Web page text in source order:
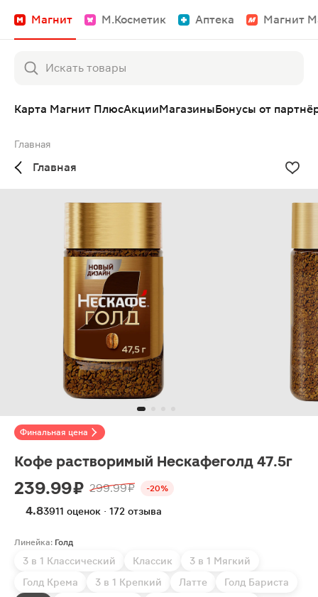
Магнит М.Косметик Аптека Магнит
Карта Магнит ПлюсАкцииМагазиныБонусы от
Главная
Главная
Финальная цена
Кофе растворимый Нескафеголд 47.5г
239.99 ₽ 299.99 ₽ -20%
4.83911 оценок · 172 отзыва
Линейка: Голд
3 в 1 Классический Классик
3 в 1 Мягкий
Голд Крема
3 в 1 Крепкий Латте
Голд Бариста